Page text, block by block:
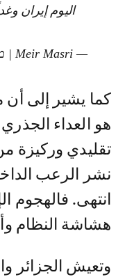
اليوم إيران
— Meir Masri | מאיר מסרי (@MeirMasri)
كما يشير إلى أن
هو العداء
تقليدي وركيزة
نشر الرعب
انتهى. فالهجوم
هشاشة النظام
وتعيش الجزائر